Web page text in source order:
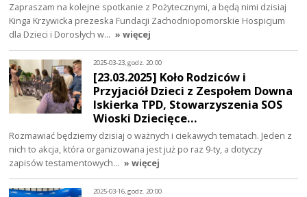
Zapraszam na kolejne spotkanie z Pożytecznymi, a będą nimi dzisiaj
Kinga Krzywicka prezeska Fundacji Zachodniopomorskie Hospicjum
dla Dzieci i Dorosłych w… » więcej
2025-03-23, godz. 20:00
[23.03.2025] Koło Rodziców i
Przyjaciół Dzieci z Zespołem Downa
Iskierka TPD, Stowarzyszenia SOS
Wioski Dziecięce…
Rozmawiać będziemy dzisiaj o ważnych i ciekawych tematach. Jeden z
nich to akcja, która organizowana jest już po raz 9-ty, a dotyczy
zapisów testamentowych… » więcej
2025-03-16, godz. 20:00